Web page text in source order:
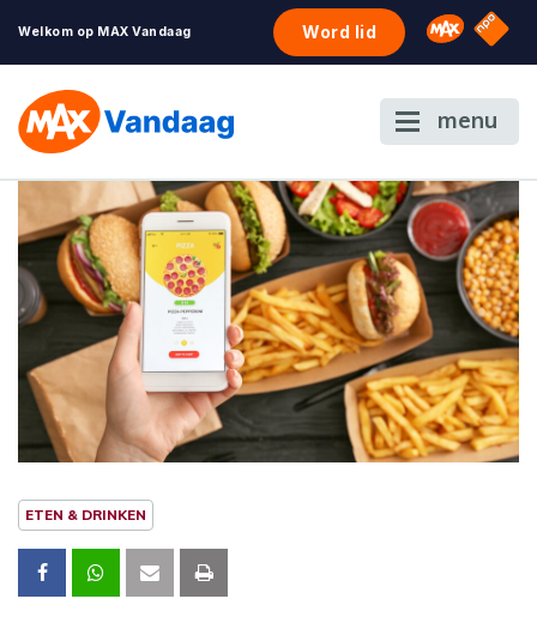
Welkom op MAX Vandaag Word lid Omroep
NPO
menu
ETEN & DRINKEN